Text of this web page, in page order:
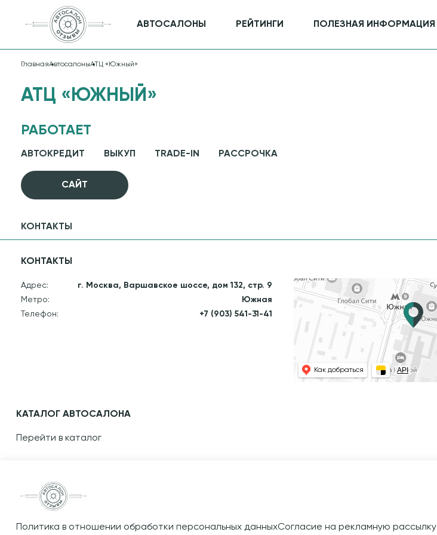
АВТОСАЛОНЫ РЕЙТИНГИ ПОЛЕЗНАЯ ИНФОРМАЦИЯ
ГлавнаяАвтосалоныАТЦ «Южный»
АТЦ «ЮЖНЫЙ»
РАБОТАЕТ
АВТОКРЕДИТ ВЫКУП TRADE-IN РАССРОЧКА
CАЙТ
КОНТАКТЫ
КОНТАКТЫ
Адрес:
г. Москва, Варшавское шоссе, дом 132, стр. 9
Метро:
Южная
Телефон:
+7 (903) 541-31-41
Как добраться API
КАТАЛОГ АВТОСАЛОНА
Перейти в каталог
Политика в отношении обработки персональных данныхСогласие на рекламную рассылку